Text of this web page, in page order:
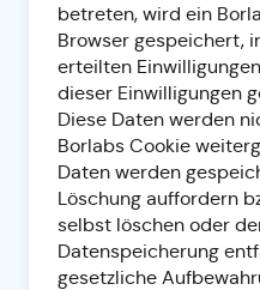
betreten, wird ein
Browser gespeichert,
erteilten
dieser Einwilligungen
Diese Daten werden
Borlabs Cookie
Daten werden
Löschung auffordern
selbst löschen oder
Datenspeicherung
gesetzliche